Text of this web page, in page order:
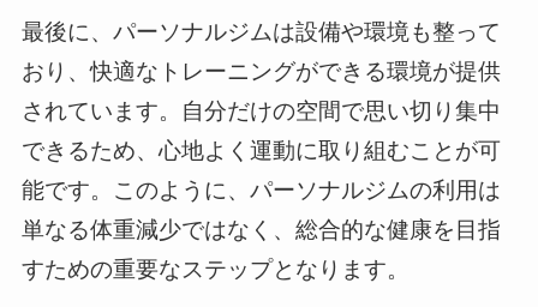
最後に、パーソナルジムは設備や環境も整って
おり、快適なトレーニングができる環境が提供
されています。自分だけの空間で思い切り集中
できるため、心地よく運動に取り組むことが可
能です。このように、パーソナルジムの利用は
単なる体重減少ではなく、総合的な健康を目指
すための重要なステップとなります。